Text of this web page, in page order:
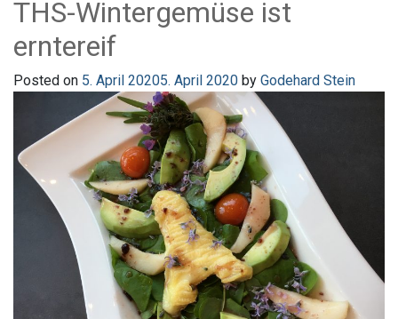
THS-Wintergemüse ist
erntereif
Posted on 5. April 20205. April 2020 by Godehard Stein